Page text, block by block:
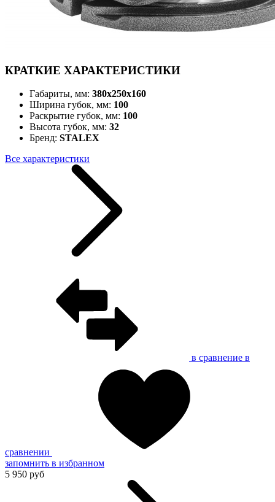
КРАТКИЕ ХАРАКТЕРИСТИКИ
Габариты, мм: 380х250х160
Ширина губок, мм: 100
Раскрытие губок, мм: 100
Высота губок, мм: 32
Бренд: STALEX
Все характеристики
в сравнение в
сравнении
запомнить в избранном
5 950 руб